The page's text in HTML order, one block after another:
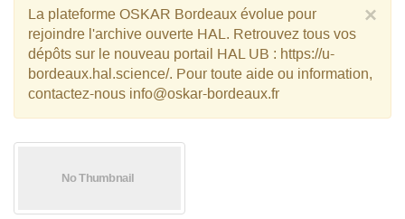
×
La plateforme OSKAR Bordeaux évolue pour
rejoindre l'archive ouverte HAL. Retrouvez tous vos
dépôts sur le nouveau portail HAL UB : https://u-
bordeaux.hal.science/. Pour toute aide ou information,
contactez-nous info@oskar-bordeaux.fr